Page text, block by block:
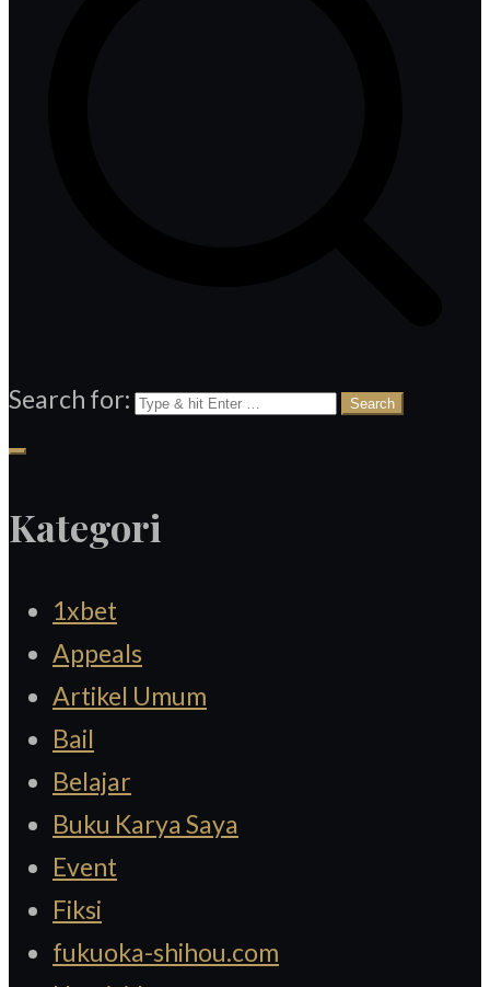
Search for:
Kategori
1xbet
Appeals
Artikel Umum
Bail
Belajar
Buku Karya Saya
Event
Fiksi
fukuoka-shihou.com